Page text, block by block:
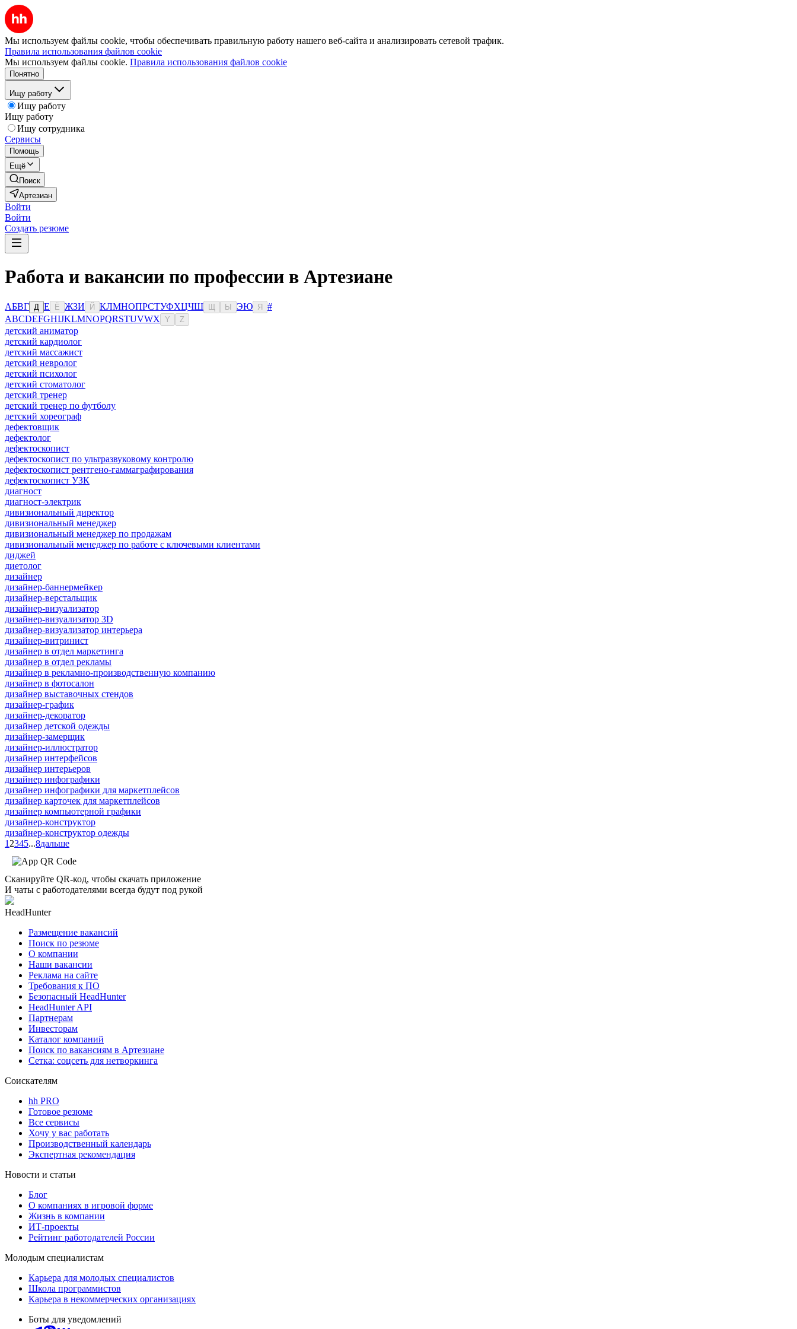
Мы используем файлы cookie, чтобы обеспечивать правильную работу нашего веб-сайта и анализировать сетевой трафик.
Правила использования файлов cookie
Мы используем файлы cookie. Правила использования файлов cookie
Понятно
Ищу работу
Ищу работу
Ищу работу
Ищу сотрудника
Сервисы
Помощь
Ещё
Поиск
Артезиан
Войти
Войти
Создать резюме
Работа и вакансии по профессии в Артезиане
АБВГ Д Е Ё ЖЗИ Й КЛМНОПРСТУФХЦЧШ Ы ЭЮ Я
#
ABCDEFGHIJKLMNOPQRSTUVWX Y Z
детский аниматор
детский кардиолог
детский массажист
детский невролог
детский психолог
детский стоматолог
детский тренер
детский тренер по футболу
детский хореограф
дефектовщик
дефектолог
дефектоскопист
дефектоскопист по ультразвуковому контролю
дефектоскопист рентгено-гаммаграфирования
дефектоскопист УЗК
диагност
диагност-электрик
дивизиональный директор
дивизиональный менеджер
дивизиональный менеджер по продажам
дивизиональный менеджер по работе с ключевыми клиентами
диджей
диетолог
дизайнер
дизайнер-баннермейкер
дизайнер-верстальщик
дизайнер-визуализатор
дизайнер-визуализатор 3D
дизайнер-визуализатор интерьера
дизайнер-витринист
дизайнер в отдел маркетинга
дизайнер в отдел рекламы
дизайнер в рекламно-производственную компанию
дизайнер в фотосалон
дизайнер выставочных стендов
дизайнер-график
дизайнер-декоратор
дизайнер детской одежды
дизайнер-замерщик
дизайнер-иллюстратор
дизайнер интерфейсов
дизайнер интерьеров
дизайнер инфографики
дизайнер инфографики для маркетплейсов
дизайнер карточек для маркетплейсов
дизайнер компьютерной графики
дизайнер-конструктор
дизайнер-конструктор одежды
1 2345...8дальше
Сканируйте QR-код, чтобы скачать приложение
И чаты с работодателями всегда будут под рукой
HeadHunter
Размещение вакансий
Поиск по резюме
О компании
Наши вакансии
Реклама на сайте
Требования к ПО
Безопасный HeadHunter
HeadHunter API
Партнерам
Инвесторам
Каталог компаний
Поиск по вакансиям в Артезиане
Сетка: соцсеть для нетворкинга
Соискателям
hh PRO
Готовое резюме
Все сервисы
Хочу у вас работать
Производственный календарь
Экспертная рекомендация
Новости и статьи
Блог
О компаниях в игровой форме
Жизнь в компании
ИТ-проекты
Рейтинг работодателей России
Молодым специалистам
Карьера для молодых специалистов
Школа программистов
Карьера в некоммерческих организациях
Боты для уведомлений